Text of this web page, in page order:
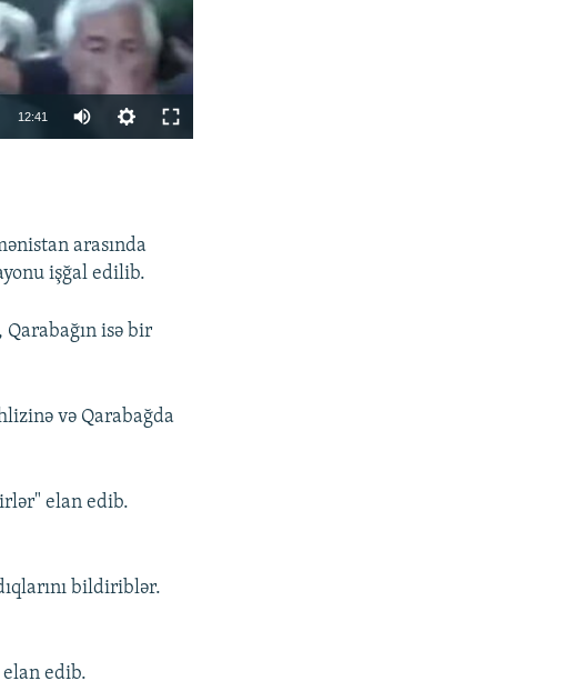
12:41
720p
arasında
işğal edilib.
isə bir
və Qarabağda
elan edib.
bildiriblər.
elan edib.